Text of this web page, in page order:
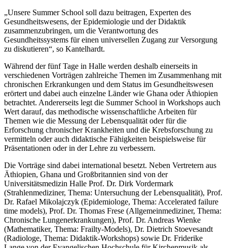
„Unsere Summer School soll dazu beitragen, Experten des
Gesundheitswesens, der Epidemiologie und der Didaktik
zusammenzubringen, um die Verantwortung des
Gesundheitssystems für einen universellen Zugang zur Versorgung
zu diskutieren“, so Kantelhardt.
Während der fünf Tage in Halle werden deshalb einerseits in
verschiedenen Vorträgen zahlreiche Themen im Zusammenhang mit
chronischen Erkrankungen und dem Status im Gesundheitswesen
erörtert und dabei auch einzelne Länder wie Ghana oder Äthiopien
betrachtet. Andererseits legt die Summer School in Workshops auch
Wert darauf, das methodische wissenschaftliche Arbeiten für
Themen wie die Messung der Lebensqualität oder für die
Erforschung chronischer Krankheiten und die Krebsforschung zu
vermitteln oder auch didaktische Fähigkeiten beispielsweise für
Präsentationen oder in der Lehre zu verbessern.
Die Vorträge sind dabei international besetzt. Neben Vertretern aus
Äthiopien, Ghana und Großbritannien sind von der
Universitätsmedizin Halle Prof. Dr. Dirk Vordermark
(Strahlenmediziner, Thema: Untersuchung der Lebensqualität), Prof.
Dr. Rafael Mikolajczyk (Epidemiologe, Thema: Accelerated failure
time models), Prof. Dr. Thomas Frese (Allgemeinmediziner, Thema:
Chronische Lungenerkrankungen), Prof. Dr. Andreas Wienke
(Mathematiker, Thema: Frailty-Models), Dr. Dietrich Stoevesandt
(Radiologe, Thema: Didaktik-Workshops) sowie Dr. Friderike